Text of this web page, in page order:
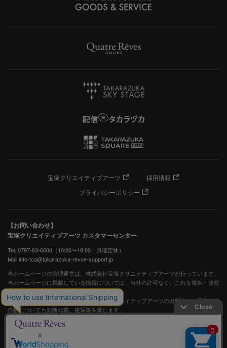
宝塚クリエイティブアーツ
採用情報
プライバシーポリシー
【お問い合わせ】
宝塚クリエイティブアーツ カスタマーセンター
Tel. 0797-83-6000（10:00〜18:00 月曜定休）
Mail info-tca@takarazuka-revue-support.jp
当ホームページの管理運営は、株式会社宝塚クリエイティブアーツが行っています。
当ホームページに掲載している情報については、当社の許可なく、これを複製・改変
することを固く禁止します。
また、阪急電鉄並びに宝塚歌劇団、宝塚クリエイティブアーツの出版物ほか写真等著
作物についても無断転載、複写等を禁じます。
宝塚歌劇公式ホームページ
JASRAC許諾番号：S0507081515